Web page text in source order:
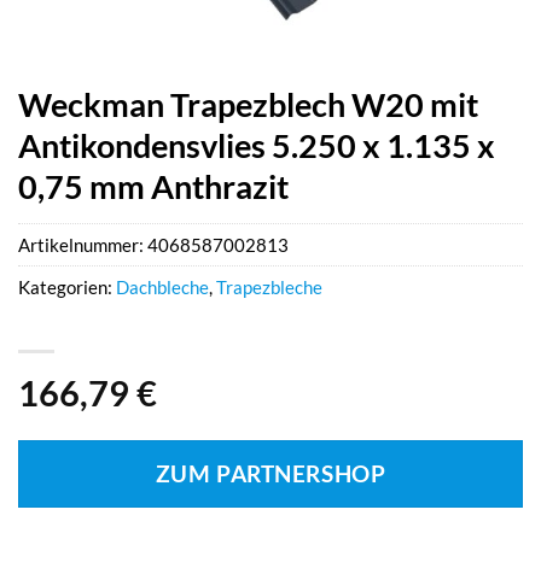
Weckman Trapezblech W20 mit
Antikondensvlies 5.250 x 1.135 x
0,75 mm Anthrazit
166,79 €
ZUM PARTNERSHOP
Artikelnummer: 4068587002813
Kategorien: Dachbleche,Trapezbleche